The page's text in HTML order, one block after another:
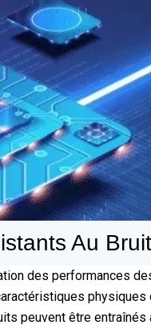
Au Bruit
des performances
peuvent être